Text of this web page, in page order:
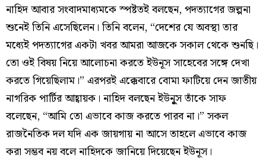
নাহিদ আবার সংবাদমাধ্যমকে স্পষ্টতই বলছেন, পদত্যাগের জল্পনা
শুনেই তিনি এসেছিলেন। তিনি বলেন, “দেশের যে অবস্থা তার
মধ্যেই পদত্যাগের একটা খবর আমরা আজকে সকাল থেকে শুনছি।
তো ওই বিষয় নিয়ে আলোচনা করতে ইউনূস সাহেবের সঙ্গে দেখা
করতে গিয়েছিলাম।” এরপরই এক্কেবারে বোমা ফাটিয়ে দেন জাতীয়
নাগরিক পার্টির আহ্বায়ক। নাহিদ বলছেন ইউনুৃূস তাঁকে সাফ
বলেছেন, “আমি তো এভাবে কাজ করতে পারব না।” সকল
রাজনৈতিক দল যদি এক জায়গায় না আসে তাহলে এভাবে কাজ
করা সম্ভব নয় বলে নাহিদকে জানিয়ে দিয়েছেন ইউনূস।